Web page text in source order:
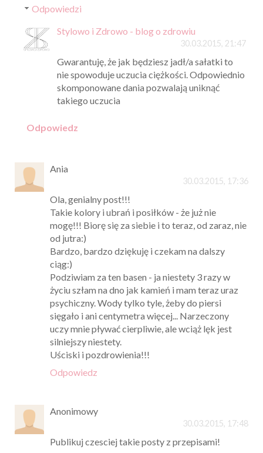
Odpowiedzi
Stylowo i Zdrowo - blog o zdrowiu
30.03.2015, 21:47
Gwarantuję, że jak będziesz jadł/a sałatki to
nie spowoduje uczucia ciężkości. Odpowiednio
skomponowane dania pozwalają uniknąć
takiego uczucia
Odpowiedz
Ania
30.03.2015, 17:36
Ola, genialny post!!!
Takie kolory i ubrań i posiłków - że już nie
mogę!!! Biorę się za siebie i to teraz, od zaraz, nie
od jutra:)
Bardzo, bardzo dziękuję i czekam na dalszy
ciąg:)
Podziwiam za ten basen - ja niestety 3 razy w
życiu szłam na dno jak kamień i mam teraz uraz
psychiczny. Wody tylko tyle, żeby do piersi
sięgało i ani centymetra więcej... Narzeczony
uczy mnie pływać cierpliwie, ale wciąż lęk jest
silniejszy niestety.
Uściski i pozdrowienia!!!
Odpowiedz
Anonimowy
30.03.2015, 17:48
Publikuj czesciej takie posty z przepisami!